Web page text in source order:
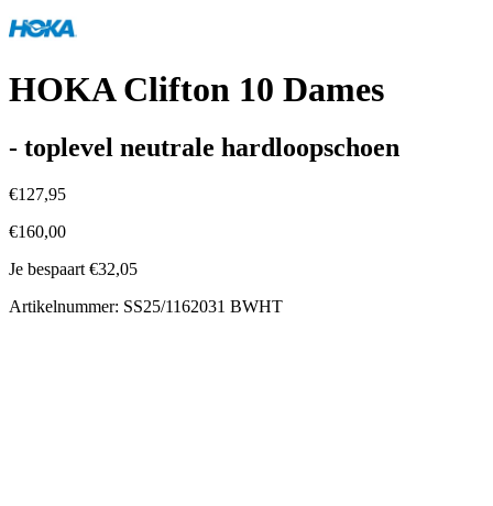
HOKA Clifton 10 Dames
- toplevel neutrale hardloopschoen
€127,95
€160,00
Je bespaart €32,05
Artikelnummer: SS25/1162031 BWHT